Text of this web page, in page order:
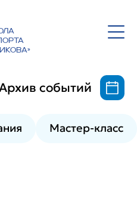
событий
Мастер-класс